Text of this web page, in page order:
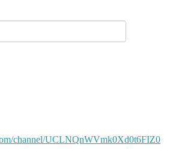
channel/UCLNQnWVmk0Xd0t6FIZ0